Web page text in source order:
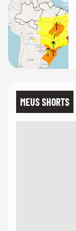
MEUS SHORTS